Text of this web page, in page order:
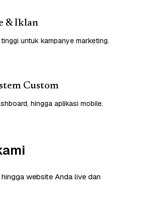
& Iklan
untuk kampanye marketing.
Custom
hingga aplikasi mobile.
website Anda live dan